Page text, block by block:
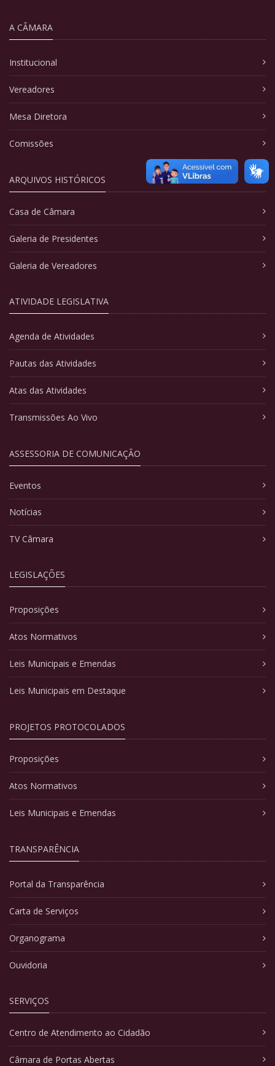
A CÂMARA
Institucional
Vereadores
Mesa Diretora
Comissões
ARQUIVOS HISTÓRICOS
Casa de Câmara
Galeria de Presidentes
Galeria de Vereadores
ATIVIDADE LEGISLATIVA
Agenda de Atividades
Pautas das Atividades
Atas das Atividades
Transmissões Ao Vivo
ASSESSORIA DE COMUNICAÇÃO
Eventos
Notícias
TV Câmara
LEGISLAÇÕES
Proposições
Atos Normativos
Leis Municipais e Emendas
Leis Municipais em Destaque
PROJETOS PROTOCOLADOS
Proposições
Atos Normativos
Leis Municipais e Emendas
TRANSPARÊNCIA
Portal da Transparência
Carta de Serviços
Organograma
Ouvidoria
SERVIÇOS
Centro de Atendimento ao Cidadão
Câmara de Portas Abertas